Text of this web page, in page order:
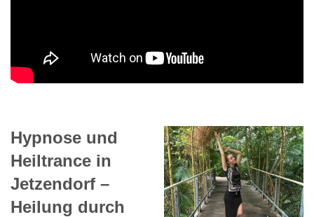
Hypnose und
Heiltrance in
Jetzendorf –
Heilung durch